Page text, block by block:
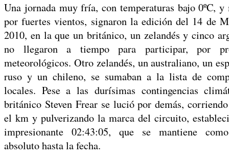
Una jornada muy fría, con temperaturas bajo 0ºC, y
por fuertes vientos, signaron la edición del 14 de
2010, en la que un británico, un zelandés y cinco
no llegaron a tiempo para participar, por
meteorológicos. Otro zelandés, un australiano, un
ruso y un chileno, se sumaban a la lista de
locales. Pese a las durísimas contingencias
británico Steven Frear se lució por demás,
el km y pulverizando la marca del circuito,
impresionante 02:43:05, que se mantiene
absoluto hasta la fecha.